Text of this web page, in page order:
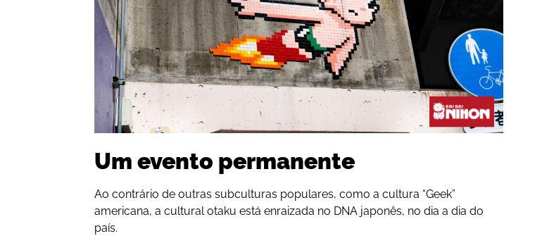
Um evento permanente
Ao contrário de outras subculturas populares, como a cultura “Geek”
americana, a cultural otaku está enraizada no DNA japonês, no dia a dia do
país.